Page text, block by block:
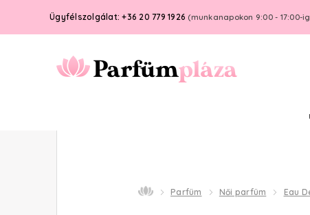
Ügyfélszolgálat: +36 20 779 1926 (munkanapokon 9:00 - 17:00-
Parfüm Női parfüm Eau